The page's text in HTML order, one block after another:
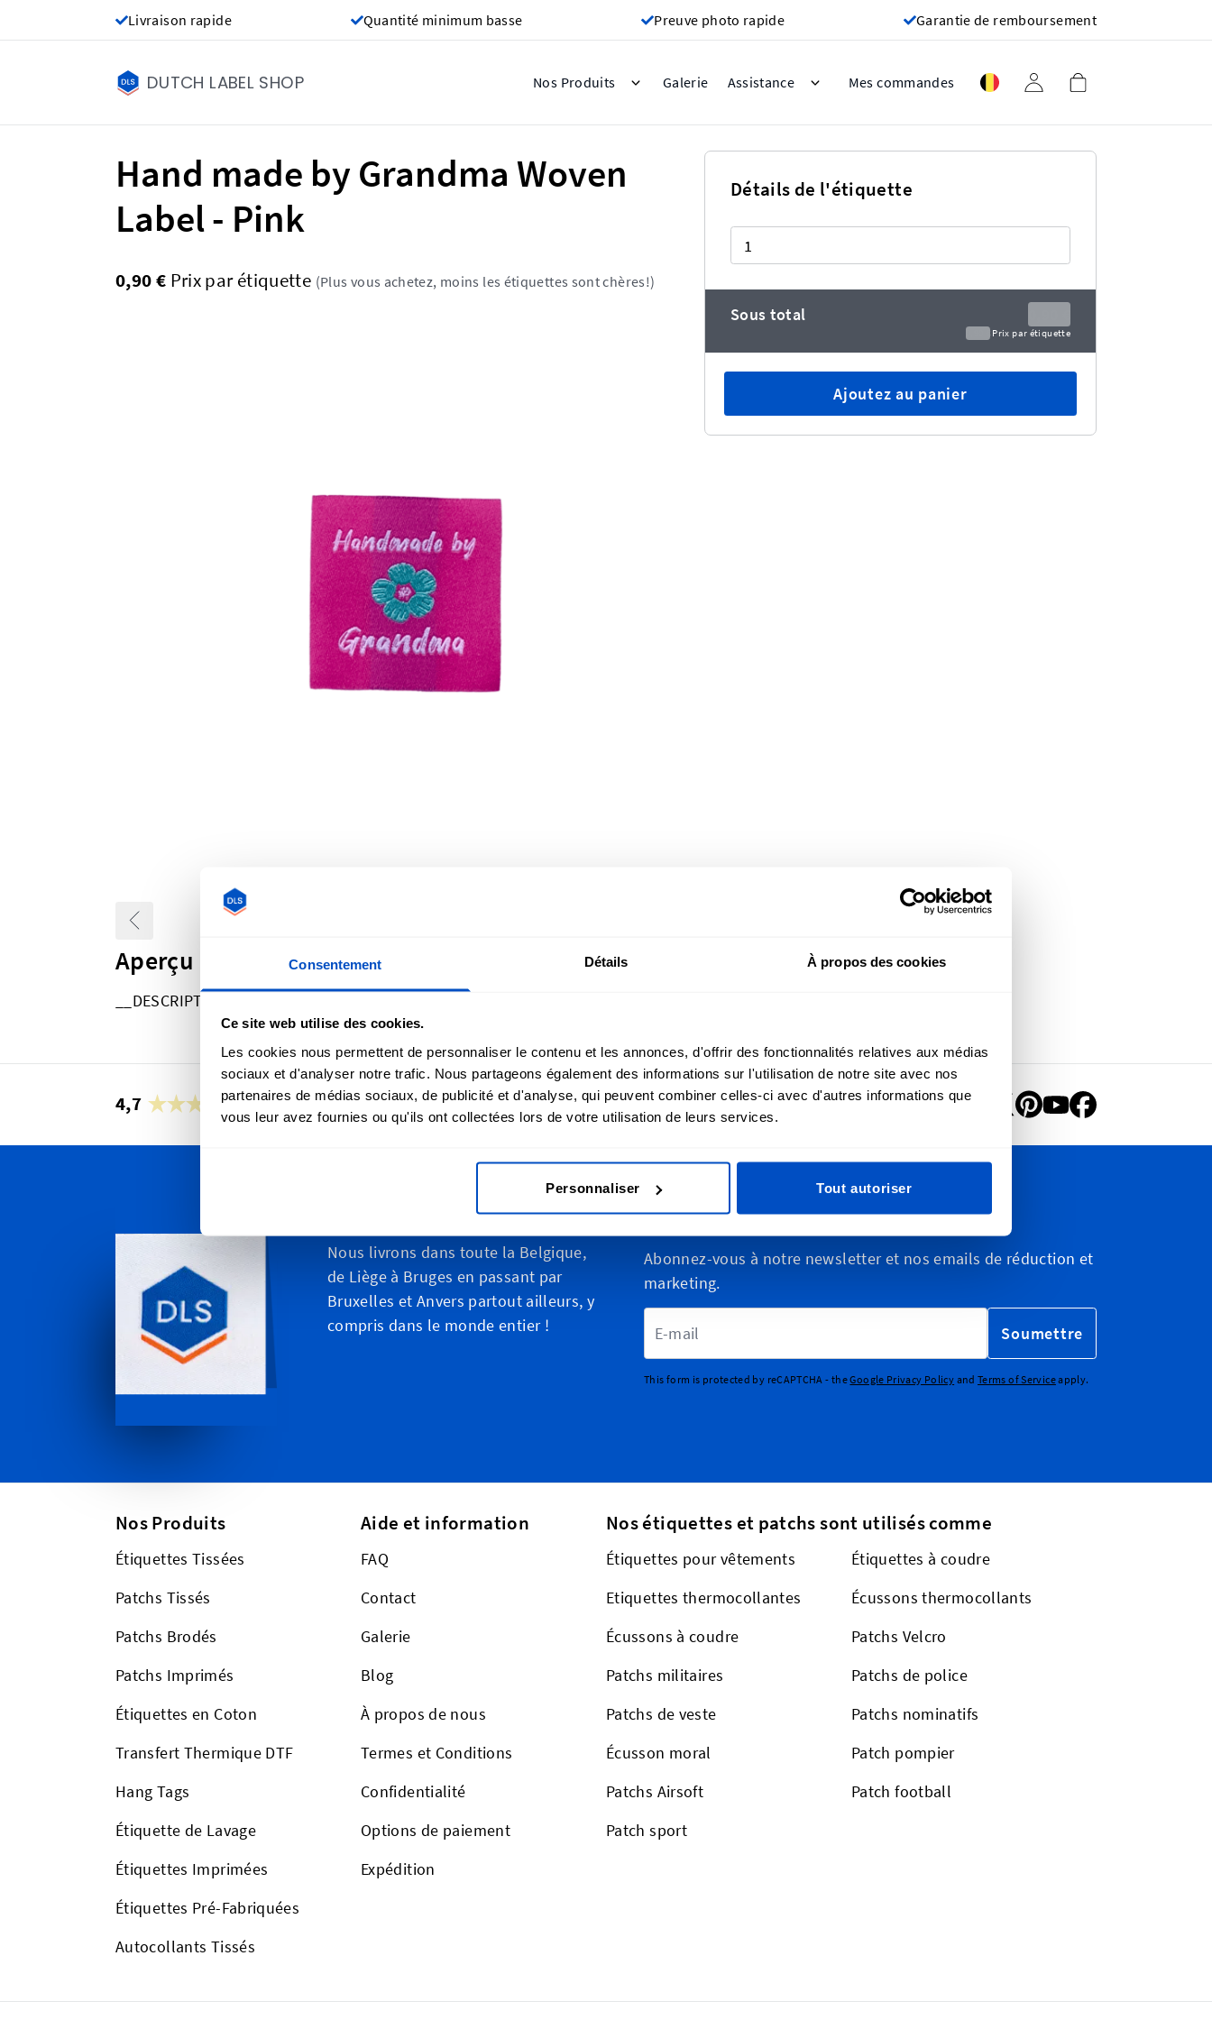
Consentement Détails À propos des cookies
Ce site web utilise des cookies.
Les cookies nous permettent de personnaliser le contenu et les annonces, d'offrir des fonctionnalités relatives aux médias
sociaux et d'analyser notre trafic. Nous partageons également des informations sur l'utilisation de notre site avec nos
partenaires de médias sociaux, de publicité et d'analyse, qui peuvent combiner celles-ci avec d'autres informations que
vous leur avez fournies ou qu'ils ont collectées lors de votre utilisation de leurs services.
Personnaliser Tout autoriser
Livraison rapide Quantité minimum basse Preuve photo rapide Garantie de remboursement
DUTCH LABEL SHOP Nos Produits Galerie Assistance Mes commandes
Hand made by Grandma Woven
Label - Pink
0,90 € Prix ​​par étiquette (Plus vous achetez, moins les étiquettes sont chères!)
Aperçu
__DESCRIPTION-PREMADE_LABEL_PML-HAND-MADE-GRANDMA-PINK
Détails de l'étiquette
Quantité
Sous total
Prix ​​par étiquette
Ajoutez au panier
4,7 24 958 avis
Personnalisez vos créations
Nous livrons dans toute la Belgique,
de Liège à Bruges en passant par
Bruxelles et Anvers partout ailleurs, y
compris dans le monde entier !
S'inscrire aux Newsletters
Abonnez-vous à notre newsletter et nos emails de réduction et
marketing.
Soumettre
This form is protected by reCAPTCHA - theGoogle Privacy Policy and Terms of Serviceapply.
Nos Produits
Étiquettes Tissées
Patchs Tissés
Patchs Brodés
Patchs Imprimés
Étiquettes en Coton
Transfert Thermique DTF
Hang Tags
Étiquette de Lavage
Étiquettes Imprimées
Étiquettes Pré-Fabriquées
Autocollants Tissés
Aide et information
FAQ
Contact
Galerie
Blog
À propos de nous
Termes et Conditions
Confidentialité
Options de paiement
Expédition
Nos étiquettes et patchs sont utilisés comme
Étiquettes pour vêtements
Étiquettes à coudre
Etiquettes thermocollantes
Écussons thermocollants
Écussons à coudre
Patchs Velcro
Patchs militaires
Patchs de police
Patchs de veste
Patchs nominatifs
Écusson moral
Patch pompier
Patchs Airsoft
Patch football
Patch sport